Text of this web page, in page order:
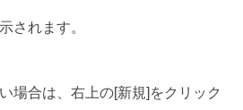
されます。
場合は、右上の[新規]をクリック